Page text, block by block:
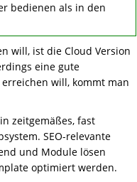
bedienen als in den
will, ist die Cloud Version
eine gute
will, kommt man
zeitgemäßes, fast
SEO-relevante
und Module lösen
optimiert werden.